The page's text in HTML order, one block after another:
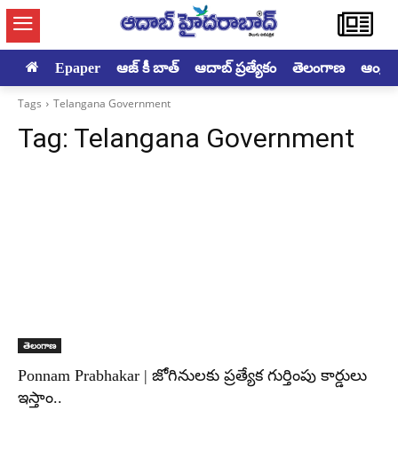
Epaper ఆజ్ కీ బాత్ ఆదాబ్ ప్రత్యేకం తెలంగాణ
Tags Telangana Government
Tag: Telangana Government
తెలంగాణ
Ponnam Prabhakar | జోగినులకు ప్రత్యేక గుర్తింపు కార్డులు
ఇస్తాం..